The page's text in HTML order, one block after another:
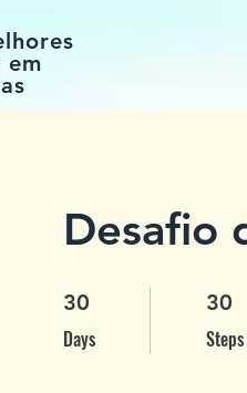
em
Desafio
30
Days
30 Days
30
Steps
30 Steps